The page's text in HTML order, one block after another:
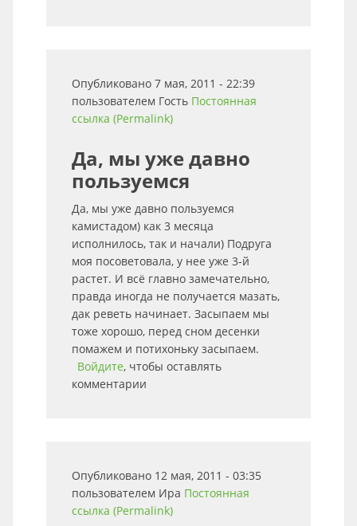
Опубликовано 7 мая, 2011 - 22:39
пользователем Гость Постоянная
ссылка (Permalink)
Да, мы уже давно
пользуемся
Да, мы уже давно пользуемся
камистадом) как 3 месяца
исполнилось, так и начали) Подруга
моя посоветовала, у нее уже 3-й
растет. И всё главно замечательно,
правда иногда не получается мазать,
дак реветь начинает. Засыпаем мы
тоже хорошо, перед сном десенки
помажем и потихоньку засыпаем.
Войдите, чтобы оставлять
комментарии
Опубликовано 12 мая, 2011 - 03:35
пользователем Ира Постоянная
ссылка (Permalink)